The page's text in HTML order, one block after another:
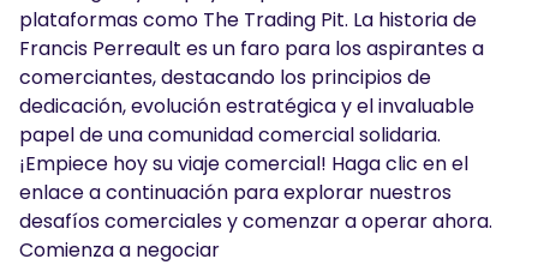
plataformas como The Trading Pit. La historia de
Francis Perreault es un faro para los aspirantes a
comerciantes, destacando los principios de
dedicación, evolución estratégica y el invaluable
papel de una comunidad comercial solidaria.
¡Empiece hoy su viaje comercial! Haga clic en el
enlace a continuación para explorar nuestros
desafíos comerciales y comenzar a operar ahora.
Comienza a negociar